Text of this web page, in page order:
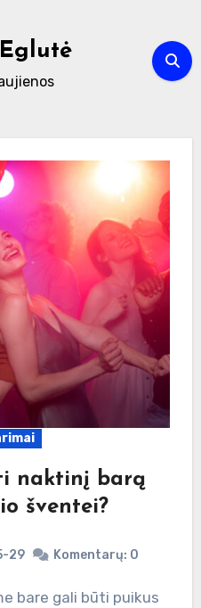
naktinį barą
šventei?
29 Komentarų: 0